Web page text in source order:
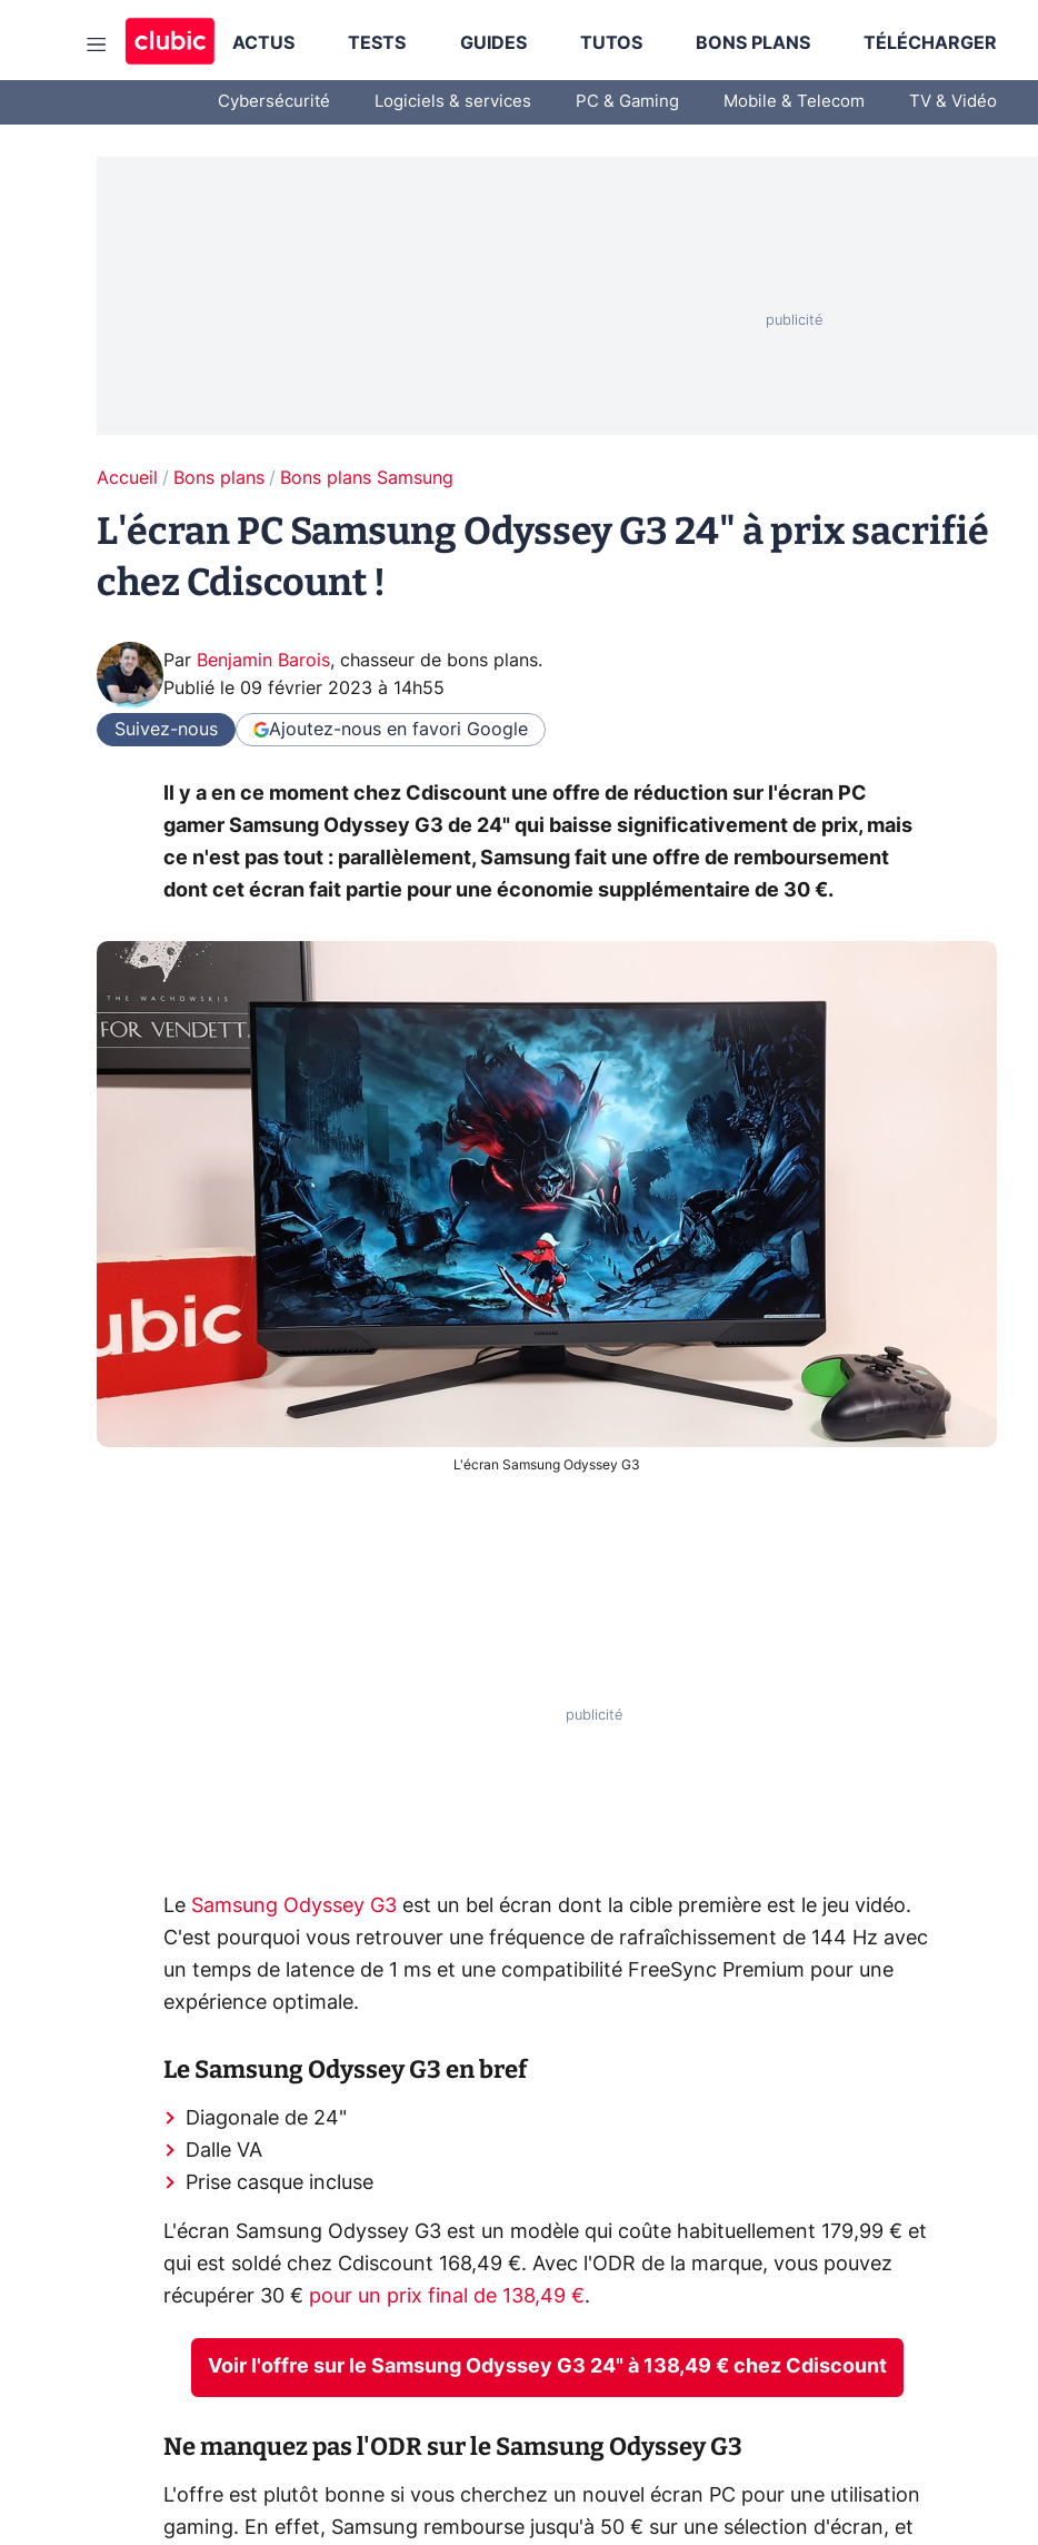
ACTUS TESTS GUIDES TUTOS BONS PLANS TÉLÉCHARGER
Cybersécurité Logiciels & services PC & Gaming Mobile & Telecom TV & Vidéo
Accueil Bons plans Bons plans Samsung
L'écran PC Samsung Odyssey G3 24" à prix sacrifié
chez Cdiscount !
Par Benjamin Barois, chasseur de bons plans.
Publié le 09 février 2023 à 14h55
Suivez-nous Ajoutez-nous en favori Google
Il y a en ce moment chez Cdiscount une offre de réduction sur l'écran PC
gamer Samsung Odyssey G3 de 24" qui baisse significativement de prix, mais
ce n'est pas tout : parallèlement, Samsung fait une offre de remboursement
dont cet écran fait partie pour une économie supplémentaire de 30 €.
L'écran Samsung Odyssey G3
Le Samsung Odyssey G3 est un bel écran dont la cible première est le jeu vidéo.
C'est pourquoi vous retrouver une fréquence de rafraîchissement de 144 Hz avec
un temps de latence de 1 ms et une compatibilité FreeSync Premium pour une
expérience optimale.
Le Samsung Odyssey G3 en bref
Diagonale de 24"
Dalle VA
Prise casque incluse
L'écran Samsung Odyssey G3 est un modèle qui coûte habituellement 179,99 € et
qui est soldé chez Cdiscount 168,49 €. Avec l'ODR de la marque, vous pouvez
récupérer 30 € pour un prix final de 138,49 €.
Voir l'offre sur le Samsung Odyssey G3 24" à 138,49 € chez Cdiscount
Ne manquez pas l'ODR sur le Samsung Odyssey G3
L'offre est plutôt bonne si vous cherchez un nouvel écran PC pour une utilisation
gaming. En effet, Samsung rembourse jusqu'à 50 € sur une sélection d'écran, et